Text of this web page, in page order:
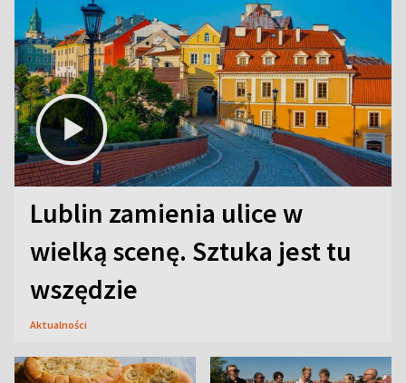
Lublin zamienia ulice w
wielką scenę. Sztuka jest tu
wszędzie
Aktualności